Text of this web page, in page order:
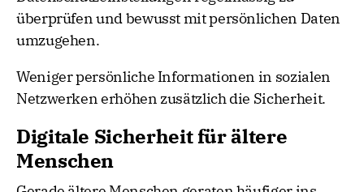
überprüfen und bewusst mit persönlichen Daten
umzugehen.
Weniger persönliche Informationen in sozialen
Netzwerken erhöhen zusätzlich die Sicherheit.
Digitale Sicherheit für ältere
Menschen